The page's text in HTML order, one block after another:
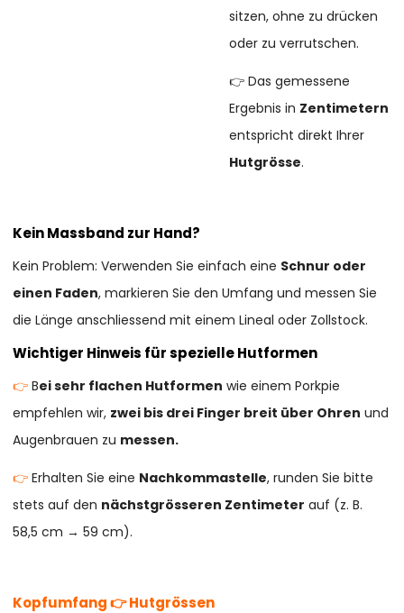
sitzen, ohne zu drücken
oder zu verrutschen.
👉 Das gemessene
Ergebnis in Zentimetern
entspricht direkt Ihrer
Hutgrösse.
Kein Massband zur Hand?
Kein Problem: Verwenden Sie einfach eine Schnur oder
einen Faden, markieren Sie den Umfang und messen Sie
die Länge anschliessend mit einem Lineal oder Zollstock.
Wichtiger Hinweis für spezielle Hutformen
👉Bei sehr flachen Hutformen wie einem Porkpie
empfehlen wir, zwei bis drei Finger breit über Ohren und
Augenbrauen zu messen.
👉Erhalten Sie eine Nachkommastelle, runden Sie bitte
stets auf den nächstgrösseren Zentimeter auf (z. B.
58,5 cm → 59 cm).
Kopfumfang 👉 Hutgrössen